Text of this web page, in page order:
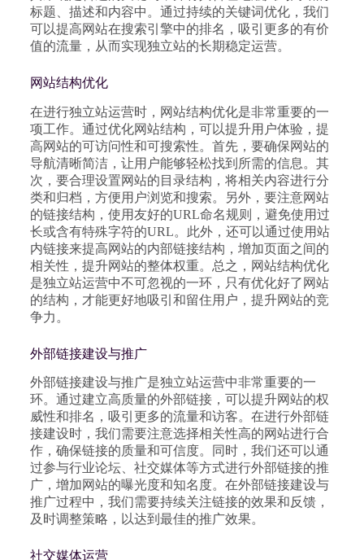
标题、描述和内容中。通过持续的关键词优化，我们
可以提高网站在搜索引擎中的排名，吸引更多的有价
值的流量，从而实现独立站的长期稳定运营。
网站结构优化
在进行独立站运营时，网站结构优化是非常重要的一
项工作。通过优化网站结构，可以提升用户体验，提
高网站的可访问性和可搜索性。首先，要确保网站的
导航清晰简洁，让用户能够轻松找到所需的信息。其
次，要合理设置网站的目录结构，将相关内容进行分
类和归档，方便用户浏览和搜索。另外，要注意网站
的链接结构，使用友好的URL命名规则，避免使用过
长或含有特殊字符的URL。此外，还可以通过使用站
内链接来提高网站的内部链接结构，增加页面之间的
相关性，提升网站的整体权重。总之，网站结构优化
是独立站运营中不可忽视的一环，只有优化好了网站
的结构，才能更好地吸引和留住用户，提升网站的竞
争力。
外部链接建设与推广
外部链接建设与推广是独立站运营中非常重要的一
环。通过建立高质量的外部链接，可以提升网站的权
威性和排名，吸引更多的流量和访客。在进行外部链
接建设时，我们需要注意选择相关性高的网站进行合
作，确保链接的质量和可信度。同时，我们还可以通
过参与行业论坛、社交媒体等方式进行外部链接的推
广，增加网站的曝光度和知名度。在外部链接建设与
推广过程中，我们需要持续关注链接的效果和反馈，
及时调整策略，以达到最佳的推广效果。
社交媒体运营